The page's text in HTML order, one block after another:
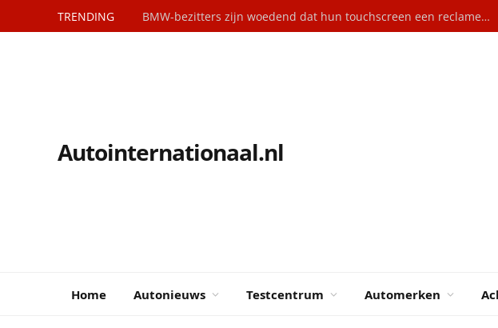
TRENDING
Autointernationaal.nl
Home Autonieuws Testcentrum Automerken